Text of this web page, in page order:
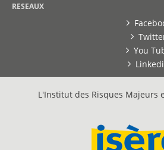
RESEAUX
You
L'Institut des Risques Majeurs